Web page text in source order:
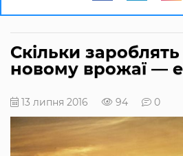
Скільки зароблять
новому врожаї —
13 липня 2016 94 0